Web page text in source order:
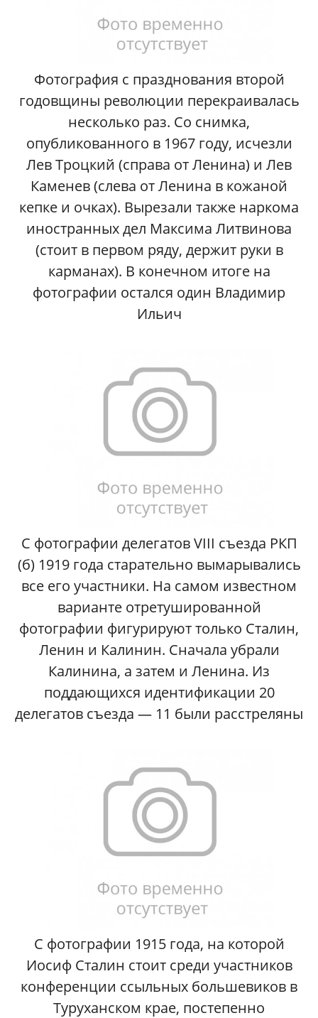
Фотография с празднования второй
годовщины революции перекраивалась
несколько раз. Со снимка,
опубликованного в 1967 году, исчезли
Лев Троцкий (справа от Ленина) и Лев
Каменев (слева от Ленина в кожаной
кепке и очках). Вырезали также наркома
иностранных дел Максима Литвинова
(стоит в первом ряду, держит руки в
карманах). В конечном итоге на
фотографии остался один Владимир
Ильич
С фотографии делегатов VIII съезда РКП
(б) 1919 года старательно вымарывались
все его участники. На самом известном
варианте отретушированной
фотографии фигурируют только Сталин,
Ленин и Калинин. Сначала убрали
Калинина, а затем и Ленина. Из
поддающихся идентификации 20
делегатов съезда — 11 были расстреляны
С фотографии 1915 года, на которой
Иосиф Сталин стоит среди участников
конференции ссыльных большевиков в
Туруханском крае, постепенно